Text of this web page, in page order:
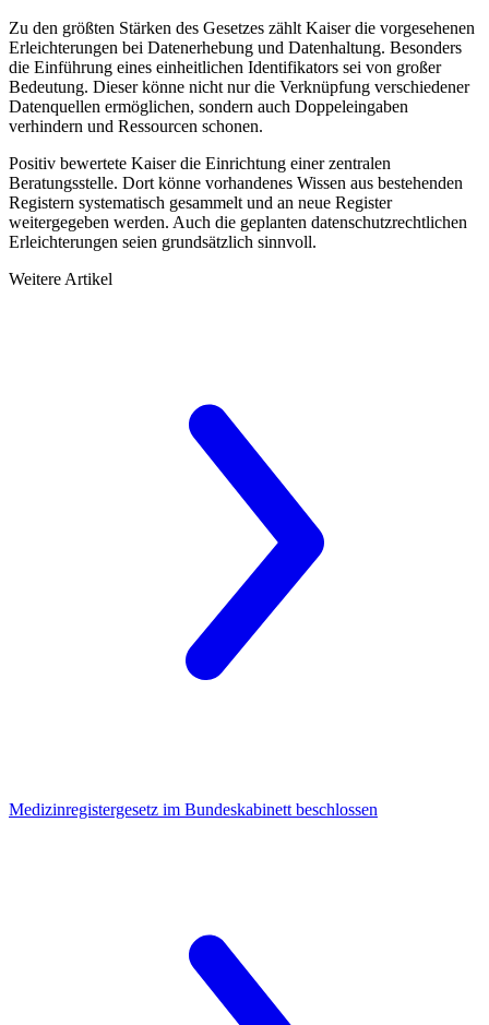
Zu den größten Stärken des Gesetzes zählt Kaiser die vorgesehenen
Erleichterungen bei Datenerhebung und Datenhaltung. Besonders
die Einführung eines einheitlichen Identifikators sei von großer
Bedeutung. Dieser könne nicht nur die Verknüpfung verschiedener
Datenquellen ermöglichen, sondern auch Doppeleingaben
verhindern und Ressourcen schonen.
Positiv bewertete Kaiser die Einrichtung einer zentralen
Beratungsstelle. Dort könne vorhandenes Wissen aus bestehenden
Registern systematisch gesammelt und an neue Register
weitergegeben werden. Auch die geplanten datenschutzrechtlichen
Erleichterungen seien grundsätzlich sinnvoll.
Weitere Artikel
Medizinregistergesetz im Bundeskabinett beschlossen